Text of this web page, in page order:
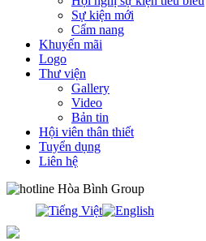
Sự kiện mới
Cẩm nang
Khuyến mãi
Logo
Thư viện
Gallery
Video
Bản tin
Hội viên thân thiết
Tuyển dụng
Liên hệ